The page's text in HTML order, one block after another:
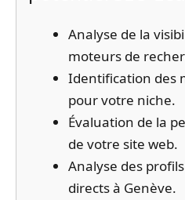
Analyse de la
moteurs de
Identification des
pour votre niche.
Évaluation de la
de votre site web.
Analyse des
directs à Genève.